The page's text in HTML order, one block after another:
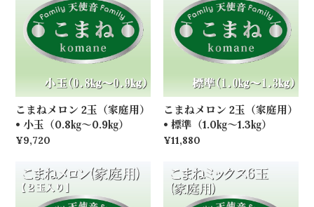
こまねメロン 2玉（家庭用）
• 小玉（0.8㎏～0.9㎏）
¥9,720
こまねメロン 2玉（家庭用）
• 標準（1.0㎏～1.3㎏）
¥11,880